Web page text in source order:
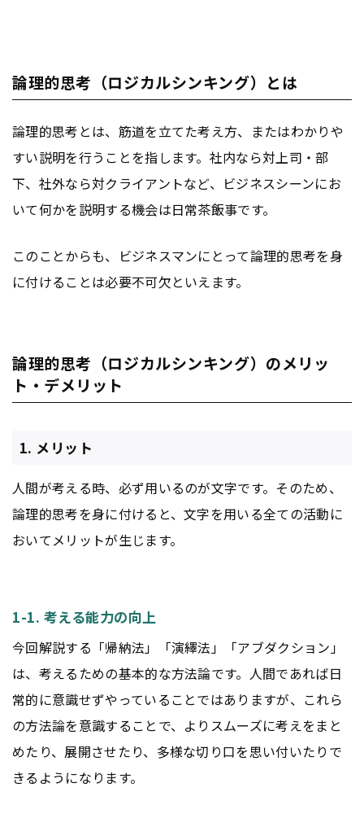
論理的思考（ロジカルシンキング）とは
論理的思考とは、筋道を立てた考え方、またはわかりや
すい説明を行うことを指します。社内なら対上司・部
下、社外なら対クライアントなど、ビジネスシーンにお
いて何かを説明する機会は日常茶飯事です。
このことからも、ビジネスマンにとって論理的思考を身
に付けることは必要不可欠といえます。
論理的思考（ロジカルシンキング）のメリッ
ト・デメリット
1. メリット
人間が考える時、必ず用いるのが文字です。そのため、
論理的思考を身に付けると、文字を用いる全ての活動に
おいてメリットが生じます。
1-1. 考える能力の向上
今回解説する「帰納法」「演繹法」「アブダクション」
は、考えるための基本的な方法論です。人間であれば日
常的に意識せずやっていることではありますが、これら
の方法論を意識することで、よりスムーズに考えをまと
めたり、展開させたり、多様な切り口を思い付いたりで
きるようになります。